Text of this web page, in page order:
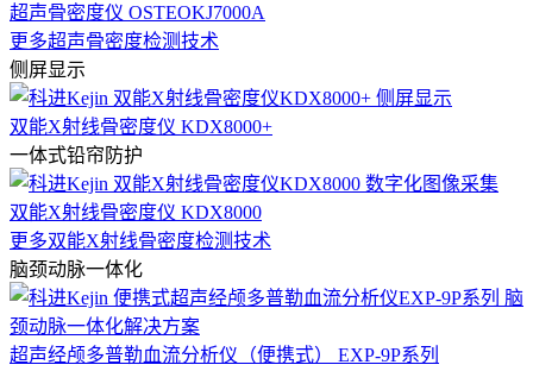
超声骨密度仪 OSTEOKJ7000A
更多超声骨密度检测技术
侧屏显示
双能X射线骨密度仪 KDX8000+
一体式铅帘防护
双能X射线骨密度仪 KDX8000
更多双能X射线骨密度检测技术
脑颈动脉一体化
超声经颅多普勒血流分析仪（便携式） EXP-9P系列